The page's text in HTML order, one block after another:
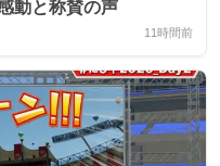
動と称賛の声
11時間前